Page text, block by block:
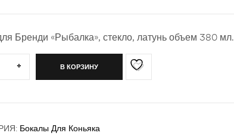
Бренди «Рыбалка», стекло, латунь объем 380 мл.
+ В КОРЗИНУ
Бокалы Для Коньяка